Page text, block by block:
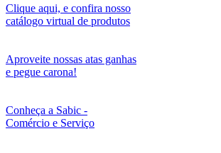
Clique aqui, e confira nosso
catálogo virtual de produtos
Aproveite nossas atas ganhas
e pegue carona!
Conheça a Sabic -
Comércio e Serviço